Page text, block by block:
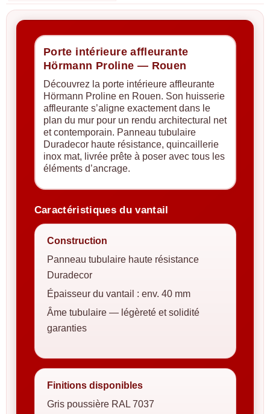
Porte intérieure affleurante
Hörmann Proline — Rouen
Découvrez la porte intérieure affleurante
Hörmann Proline en Rouen. Son huisserie
affleurante s’aligne exactement dans le
plan du mur pour un rendu architectural net
et contemporain. Panneau tubulaire
Duradecor haute résistance, quincaillerie
inox mat, livrée prête à poser avec tous les
éléments d’ancrage.
Caractéristiques du vantail
Construction
Panneau tubulaire haute résistance
Duradecor
Épaisseur du vantail : env. 40 mm
Âme tubulaire — légèreté et solidité
garanties
Finitions disponibles
Gris poussière RAL 7037